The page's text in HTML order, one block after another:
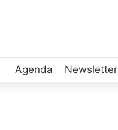
Agenda Newsletter